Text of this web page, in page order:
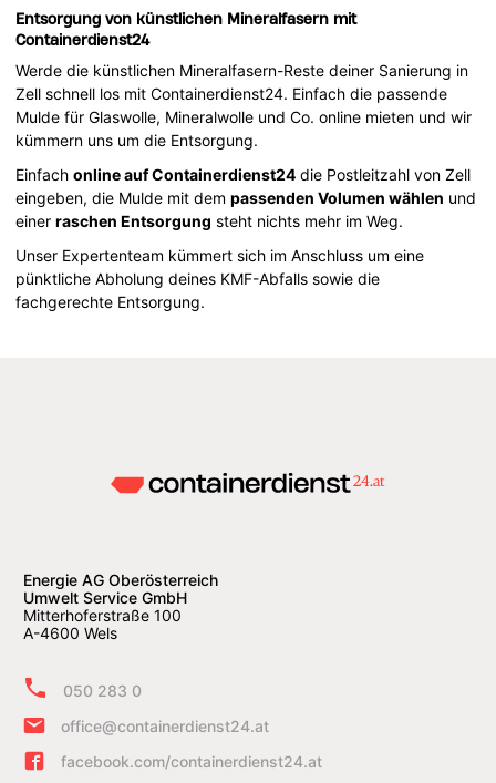
Entsorgung von künstlichen Mineralfasern mit
Containerdienst24
Werde die künstlichen Mineralfasern-Reste deiner Sanierung in
Zell schnell los mit Containerdienst24. Einfach die passende
Mulde für Glaswolle, Mineralwolle und Co. online mieten und wir
kümmern uns um die Entsorgung.
Einfachonline auf Containerdienst24 die Postleitzahl von Zell
eingeben, die Mulde mit dempassenden Volumen wählen und
einerraschen Entsorgung steht nichts mehr im Weg.
Unser Expertenteam kümmert sich im Anschluss um eine
pünktliche Abholung deines KMF-Abfalls sowie die
fachgerechte Entsorgung.
Energie AG Oberösterreich
Umwelt Service GmbH
Mitterhoferstraße 100
A-4600 Wels
050 283 0
office@containerdienst24.at
facebook.com/containerdienst24.at